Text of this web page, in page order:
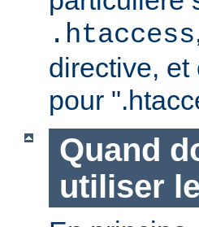
.htaccess
directive,
pour
Quand
utiliser